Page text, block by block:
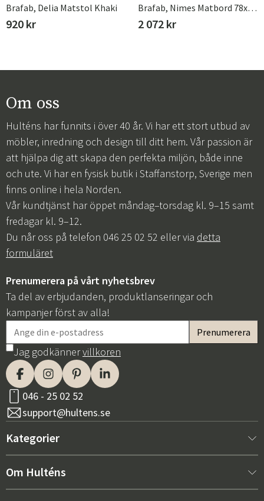
Brafab, Delia Matstol Khaki
920 kr
Brafab, Nimes Matbord 78x78 Cm Khaki
2 072 kr
Om oss
Hulténs har funnits i över 40 år. Vi har ett stort utbud av
möbler, inredning och design till ditt hem. Vår passion är
att hjälpa dig att skapa den perfekta miljön, både inne
och ute. Vi har en fysisk butik i Staffanstorp, Sverige men
finns online i hela Norden.
Vår kundtjänst har öppet måndag–torsdag kl. 9–15 samt
fredagar kl. 9–12.
Du når oss på telefon 046 25 02 52 eller via detta
formuläret
Prenumerera på vårt nyhetsbrev
Ta del av erbjudanden, produktlanseringar och
kampanjer först av alla!
Jag godkännervillkoren
046 - 25 02 52
support@hultens.se
Kategorier
Nytt hos oss
Om Hulténs